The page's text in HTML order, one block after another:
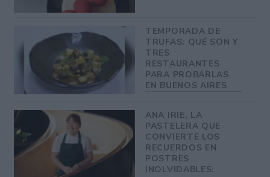
TEMPORADA DE
TRUFAS: QUÉ SON Y
TRES
RESTAURANTES
PARA PROBARLAS
EN BUENOS AIRES
ANA IRIE, LA
PASTELERA QUE
CONVIERTE LOS
RECUERDOS EN
POSTRES
INOLVIDABLES: